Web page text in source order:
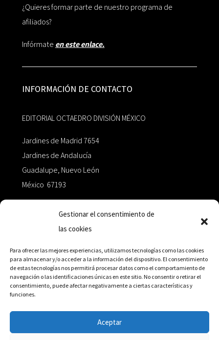
Gestionar el consentimiento de
las cookies
Para ofrecer las mejores experiencias, utilizamos tecnologías como las cookies
para almacenar y/o acceder a la información del dispositivo. El consentimiento
de estas tecnologías nos permitirá procesar datos como el comportamiento de
navegación o las identificaciones únicas en este sitio. No consentir o retirar el
consentimiento, puede afectar negativamente a ciertas características y
funciones.
Aceptar
¿Quieres formar parte de nuestro programa de
afiliados?
Infórmate en este enlace.
INFORMACIÓN DE CONTACTO
EDITORIAL OCTAEDRO DIVISIÓN MÉXICO
Jardines de Madrid 7654
Jardines de Andalucía
Guadalupe, Nuevo León
México 67193
+52 811.499.5638
RED DE DISTRIBUCIÓN
Distribuidores en México y Octaedro internacional